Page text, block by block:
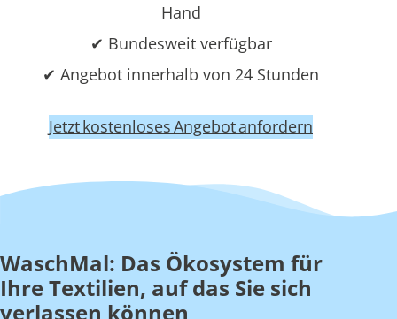
Hand
✔ Bundesweit verfügbar
✔ Angebot innerhalb von 24 Stunden
Jetzt kostenloses Angebot anfordern
WaschMal: Das Ökosystem für
Ihre Textilien, auf das Sie sich
verlassen können